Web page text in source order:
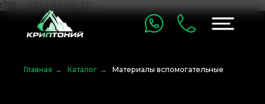
t758__col t-col t-col_12
Главная → Каталог → Материалы вспомогательные